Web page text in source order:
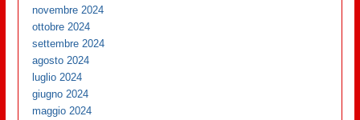
novembre 2024
ottobre 2024
settembre 2024
agosto 2024
luglio 2024
giugno 2024
maggio 2024